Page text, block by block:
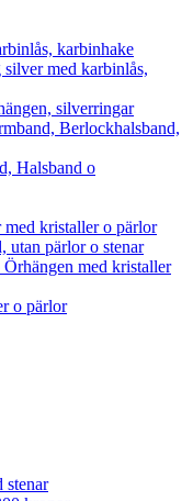
karbinhake
med karbinlås,
silverringar
Berlockhalsband,
Halsband o
kristaller o pärlor
utan pärlor o stenar
med kristaller
o pärlor
stenar